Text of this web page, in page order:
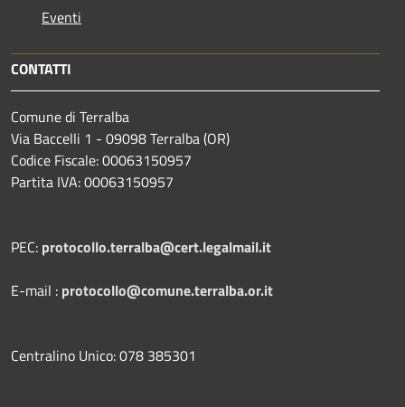
Eventi
CONTATTI
Comune di Terralba
Via Baccelli 1 - 09098 Terralba (OR)
Codice Fiscale: 00063150957
Partita IVA: 00063150957
PEC: protocollo.terralba@cert.legalmail.it
E-mail : protocollo@comune.terralba.or.it
Centralino Unico: 078 385301